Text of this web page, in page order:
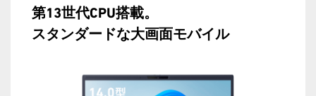
第13世代CPU搭載。
スタンダードな大画面モバイル